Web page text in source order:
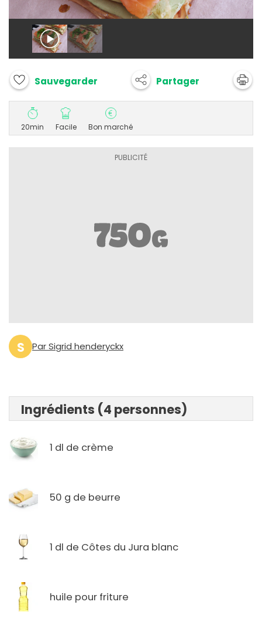
Sauvegarder Partager
20min Facile Bon marché
S Par Sigrid henderyckx
Ingrédients (4 personnes)
1 dl de crème
50 g de beurre
1 dl de Côtes du Jura blanc
huile pour friture